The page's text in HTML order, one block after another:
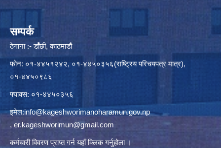
सम्पर्क
ठेगाना :- डाँछी, काठमाडौं
फोन: ०१-४४५१२४२, ०१-४४५०३५६(राष्ट्रिय परिचयपत्र मात्र),
०१-४४५०९८६
फ्याक्स: ०१-४४५०३५६
इमेल:info@kageshworimanoharamun.gov.np
, er.kageshworimun@gmail.com
कर्मचारी विवरण प्राप्त गर्नयहाँ क्लिकगर्नुहोला ।